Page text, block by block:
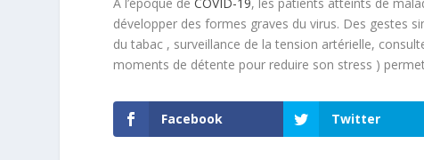
développer des formes graves du virus. Des gestes
du tabac , surveillance de la tension artérielle,
moments de détente pour reduire son stress )
Facebook Twitter